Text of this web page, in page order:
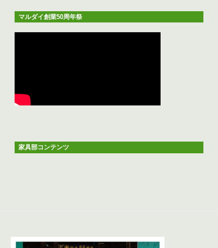
マルダイ創業50周年祭
家具部コンテンツ